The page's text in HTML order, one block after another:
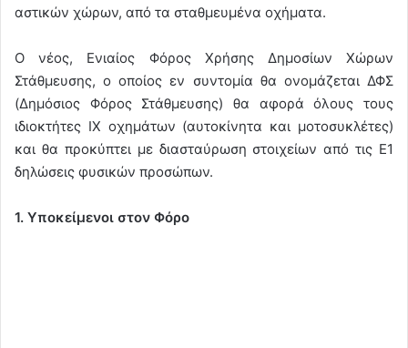
αστικών χώρων, από τα σταθμευμένα οχήματα.
Ο νέος, Ενιαίος Φόρος Χρήσης Δημοσίων Χώρων
Στάθμευσης, ο οποίος εν συντομία θα ονομάζεται ΔΦΣ
(Δημόσιος Φόρος Στάθμευσης) θα αφορά όλους τους
ιδιοκτήτες ΙΧ οχημάτων (αυτοκίνητα και μοτοσυκλέτες)
και θα προκύπτει με διασταύρωση στοιχείων από τις Ε1
δηλώσεις φυσικών προσώπων.
1. Υποκείμενοι στον Φόρο